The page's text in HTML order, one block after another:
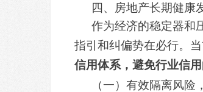
四、房地产长期健康
作为经济的稳定器和
指引和纠偏势在必行。
信用体系，避免行业信用
（一）有效隔离风